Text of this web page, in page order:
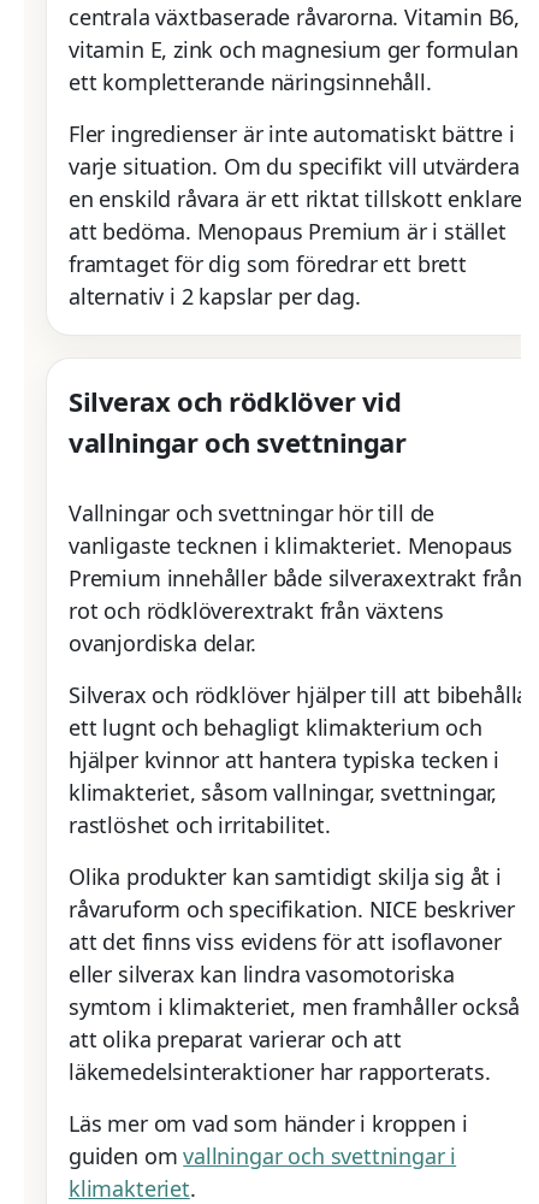
centrala växtbaserade råvarorna. Vitamin B6,
vitamin E, zink och magnesium ger formulan
ett kompletterande näringsinnehåll.
Fler ingredienser är inte automatiskt bättre i
varje situation. Om du specifikt vill utvärdera
en enskild råvara är ett riktat tillskott enklare
att bedöma. Menopaus Premium är i stället
framtaget för dig som föredrar ett brett
alternativ i 2 kapslar per dag.
Silverax och rödklöver vid
vallningar och svettningar
Vallningar och svettningar hör till de
vanligaste tecknen i klimakteriet. Menopaus
Premium innehåller både silveraxextrakt från
rot och rödklöverextrakt från växtens
ovanjordiska delar.
Silverax och rödklöver hjälper till att bibehålla
ett lugnt och behagligt klimakterium och
hjälper kvinnor att hantera typiska tecken i
klimakteriet, såsom vallningar, svettningar,
rastlöshet och irritabilitet.
Olika produkter kan samtidigt skilja sig åt i
råvaruform och specifikation. NICE beskriver
att det finns viss evidens för att isoflavoner
eller silverax kan lindra vasomotoriska
symtom i klimakteriet, men framhåller också
att olika preparat varierar och att
läkemedelsinteraktioner har rapporterats.
Läs mer om vad som händer i kroppen i
guiden omvallningar och svettningar i
klimakteriet.